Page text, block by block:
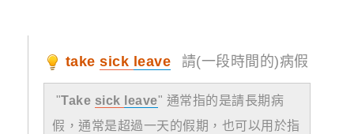
take sick leave 請(一段時間的)病假
"Take sick leave" 通常指的是請長期病
假，通常是超過一天的假期，也可以用於指